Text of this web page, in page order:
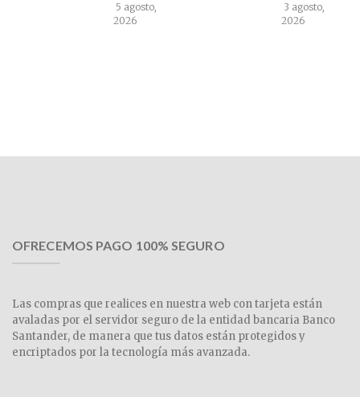
5 agosto,
2026
3 agosto,
2026
OFRECEMOS PAGO 100% SEGURO
Las compras que realices en nuestra web con tarjeta están
avaladas por el servidor seguro de la entidad bancaria Banco
Santander, de manera que tus datos están protegidos y
encriptados por la tecnología más avanzada.